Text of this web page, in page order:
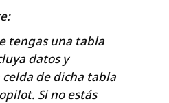
tengas una tabla
datos y
de dicha tabla
Si no estás